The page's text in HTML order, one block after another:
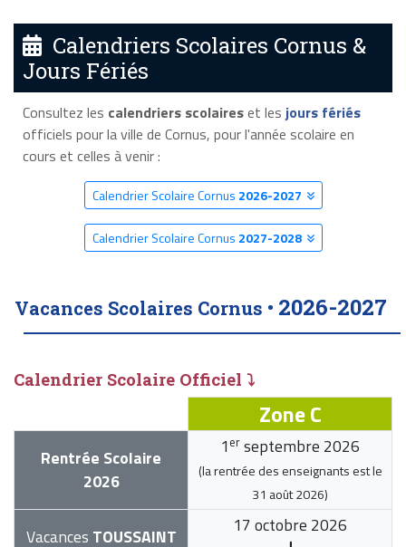
Calendriers Scolaires Cornus &
Jours Fériés
Consultez les calendriers scolaireset les jours fériés
officiels pour la ville de Cornus, pour l'année scolaire en
cours et celles à venir :
Calendrier Scolaire Cornus 2026-2027
Calendrier Scolaire Cornus 2027-2028
Vacances Scolaires Cornus • 2026-2027
Calendrier Scolaire Officiel ⤵
Zone C
Rentrée Scolaire
2026
1 er septembre 2026
(la rentrée des enseignants est le
31 août 2026)
Vacances TOUSSAINT 17 octobre 2026